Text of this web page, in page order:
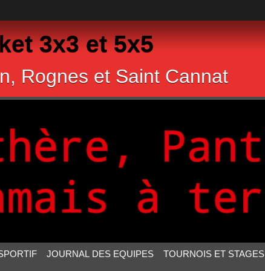
3x3 et 5x5
Rognes et Saint Cannat
JOURNAL DES EQUIPES TOURNOIS ET STAGES